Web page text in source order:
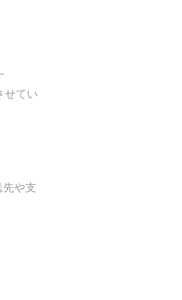
せてい
や支